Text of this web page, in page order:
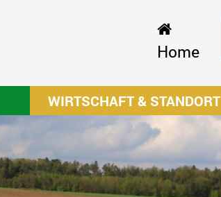
Home
WIRTSCHAFT & STANDORT